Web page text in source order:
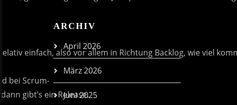
ARCHIV
April 2026
März 2026
Juni 2025